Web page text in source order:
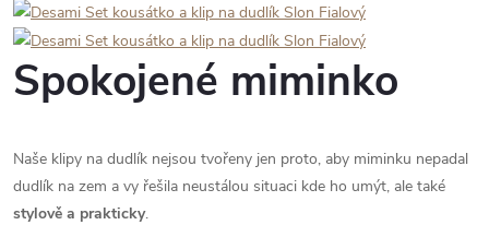
Spokojené miminko
Naše klipy na dudlík nejsou tvořeny jen proto, aby miminku nepadal
dudlík na zem a vy řešila neustálou situaci kde ho umýt, ale také
stylově a prakticky.